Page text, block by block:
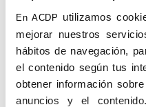
En ACDP utilizamos
mejorar nuestros
hábitos de navegación,
el contenido según tus
obtener información
anuncios y el
Autor